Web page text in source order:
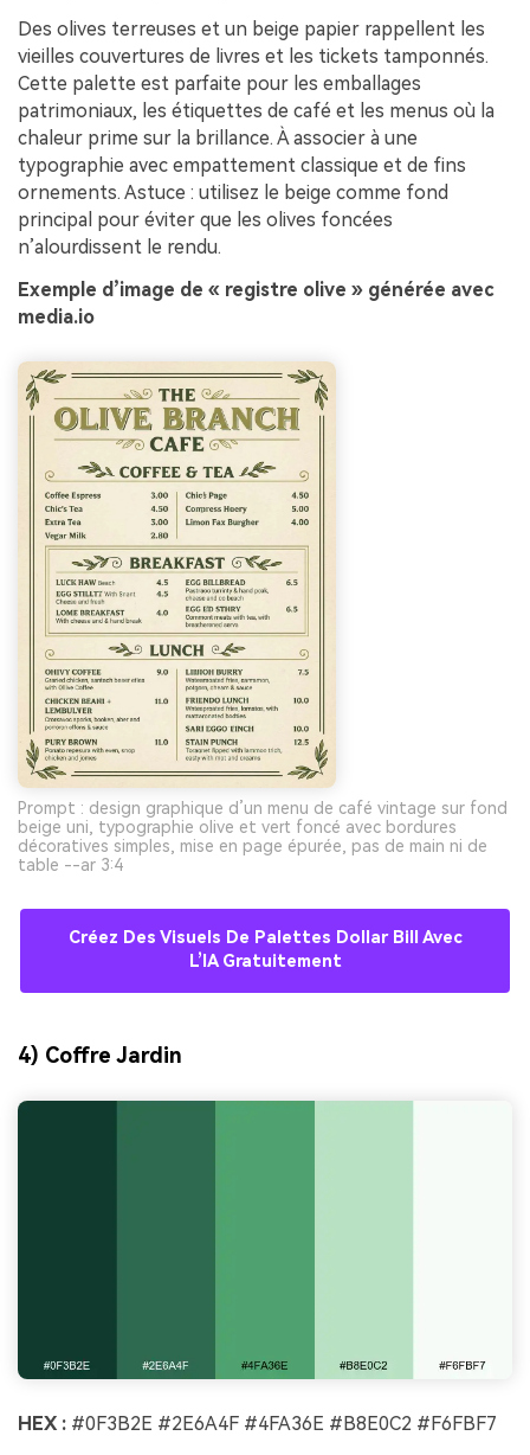
Des olives terreuses et un beige papier rappellent les
vieilles couvertures de livres et les tickets tamponnés.
Cette palette est parfaite pour les emballages
patrimoniaux, les étiquettes de café et les menus où la
chaleur prime sur la brillance. À associer à une
typographie avec empattement classique et de fins
ornements. Astuce : utilisez le beige comme fond
principal pour éviter que les olives foncées
n’alourdissent le rendu.
Exemple d’image de « registre olive » générée avec
media.io
Prompt : design graphique d’un menu de café vintage sur fond
beige uni, typographie olive et vert foncé avec bordures
décoratives simples, mise en page épurée, pas de main ni de
table --ar 3:4
Créez Des Visuels De Palettes Dollar Bill Avec
L’IA Gratuitement
4) Coffre Jardin
HEX : #0F3B2E #2E6A4F #4FA36E #B8E0C2 #F6FBF7